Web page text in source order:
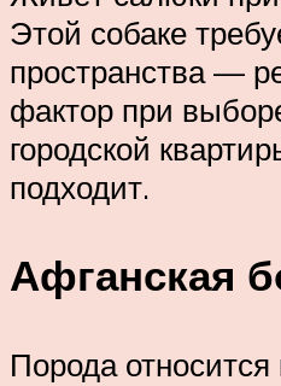
Этой собаке
пространства —
фактор при
городской
подходит.
Афганская
Порода